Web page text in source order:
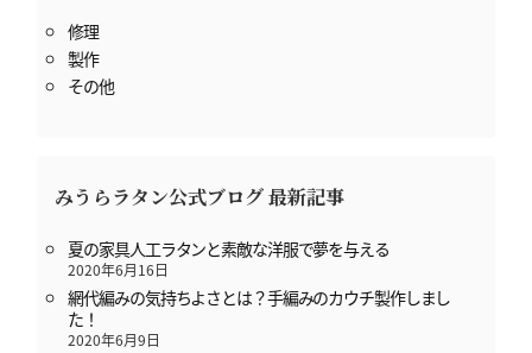
修理
製作
その他
みうらラタン公式ブログ 最新記事
夏の家具人工ラタンと素敵な洋服で夢を与える
2020年6月16日
網代編みの気持ちよさとは？手編みのカウチ製作しまし
た！
2020年6月9日